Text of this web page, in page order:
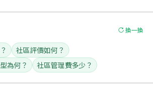
換一換
社區評價如何？
為何？
社區管理費多少？